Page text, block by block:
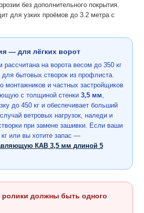
без дополнительного покрытия.
для узких проёмов до 3.2 метра с
— для лёгких ворот
на ворота весом до 350 кг
бытовых створок из профлиста.
монтажников и частных застройщиков
с толщиной стенки 3,5 мм
до 450 кг и обеспечивает больший
ветровых нагрузок, наледи и
при замене зашивки. Если ваши
или вы хотите запас —
КАВ 3,5 мм длиной 5
должны быть одного